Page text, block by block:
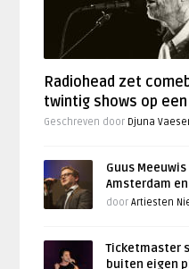
Radiohead zet
twintig shows op
Geschreven door Djuna
Guus Meeuwis
Amsterdam
doorArtiesten
Ticketmaster
buiten eigen